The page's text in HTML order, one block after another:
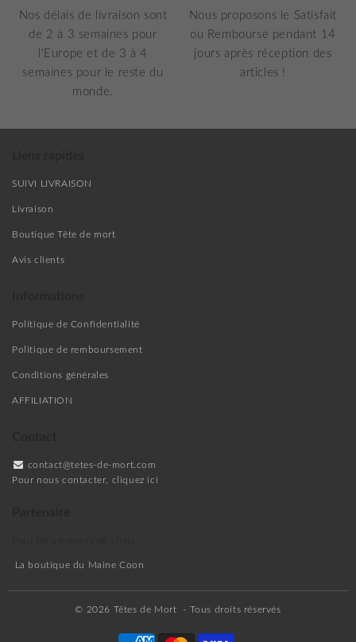
Nos délais de livraison sont
de 2 à 3 semaines pour
l'Europe et de 3 à 4
semaines pour le reste du
monde.
Nous proposons le Satisfait
ou Remboursé pendant 14
jours après réception des
articles !
SUIVI LIVRAISON
Livraison
Boutique Tête de mort
Avis clients
Politique de Confidentialité
Politique de remboursement
Conditions générales
AFFILIATION
contact@tetes-de-mort.com
Pour nous contacter, cliquez ici
La boutique du Maine Coon
© 2026 Têtes de Mort - Tous droits réservés